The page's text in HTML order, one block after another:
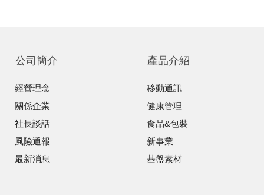
公司簡介
經營理念
關係企業
社長談話
風險通報
最新消息
產品介紹
移動通訊
健康管理
食品&包裝
新事業
基盤素材